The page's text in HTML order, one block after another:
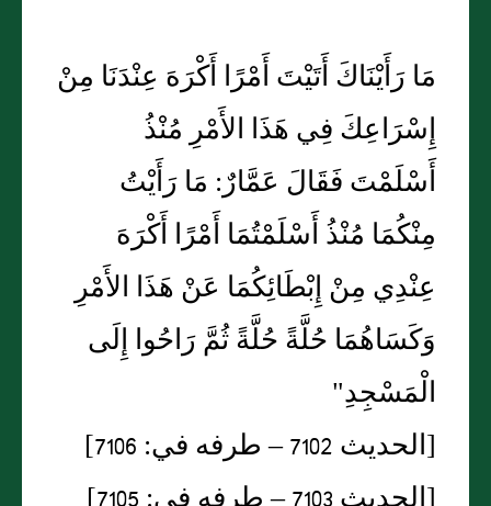
مَا رَأَيْنَاكَ أَتَيْتَ أَمْرًا أَكْرَهَ عِنْدَنَا مِنْ
إِسْرَاعِكَ فِي هَذَا الأَمْرِ مُنْذُ
أَسْلَمْتَ فَقَالَ عَمَّارٌ: مَا رَأَيْتُ
مِنْكُمَا مُنْذُ أَسْلَمْتُمَا أَمْرًا أَكْرَهَ
عِنْدِي مِنْ إِبْطَائِكُمَا عَنْ هَذَا الأَمْرِ
وَكَسَاهُمَا حُلَّةً حُلَّةً ثُمَّ رَاحُوا إِلَى
الْمَسْجِدِ"
[الحديث 7102 – طرفه في: 7106]